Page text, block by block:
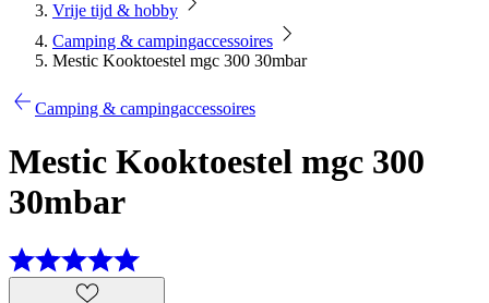
Vrije tijd & hobby
Camping & campingaccessoires
Mestic Kooktoestel mgc 300 30mbar
Camping & campingaccessoires
Mestic Kooktoestel mgc 300
30mbar